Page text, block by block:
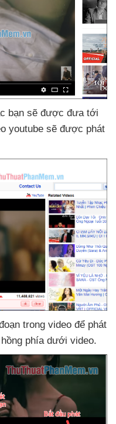
bạn sẽ được đưa tới
youtube sẽ được phát
trong video để phát
phía dưới video.